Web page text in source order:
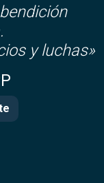
y luchas»